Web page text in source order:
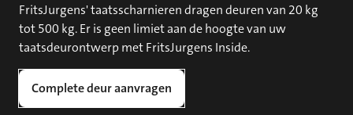
FritsJurgens' taatsscharnieren dragen deuren van 20 kg
tot 500 kg. Er is geen limiet aan de hoogte van uw
taatsdeurontwerp met FritsJurgens Inside.
Complete deur aanvragen